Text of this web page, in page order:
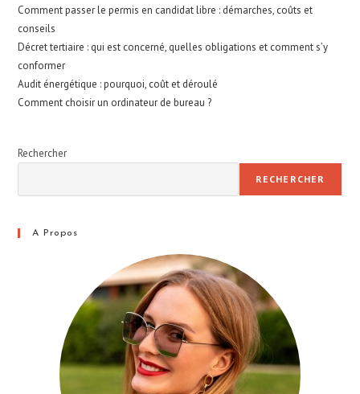
Comment passer le permis en candidat libre : démarches, coûts et
conseils
Décret tertiaire : qui est concerné, quelles obligations et comment s’y
conformer
Audit énergétique : pourquoi, coût et déroulé
Comment choisir un ordinateur de bureau ?
Rechercher
RECHERCHER
A Propos